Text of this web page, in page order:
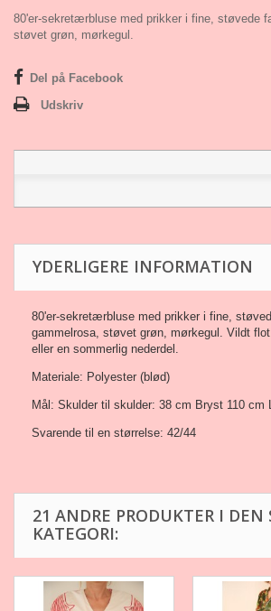
80'er-sekretærbluse med prikker i fine, støvede
støvet grøn, mørkegul.
Del på Facebook
Udskriv
YDERLIGERE INFORMATION
80'er-sekretærbluse med prikker i fine,
gammelrosa, støvet grøn, mørkegul. Vildt
eller en sommerlig nederdel.
Materiale: Polyester (blød)
Mål: Skulder til skulder: 38 cm Bryst 110 cm
Svarende til en størrelse: 42/44
21 ANDRE PRODUKTER I DEN
KATEGORI: